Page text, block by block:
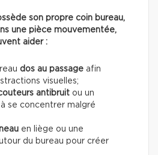
son propre coin bureau,
une pièce mouvementée,
aider :
dos au passage afin
visuelles;
antibruit ou un
se concentrer malgré
en liège ou une
du bureau pour créer